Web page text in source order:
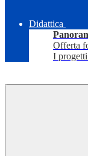
Didattica
Offerta
I